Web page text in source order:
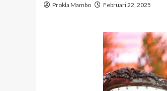
Prokla Mambo Februari 22, 2025